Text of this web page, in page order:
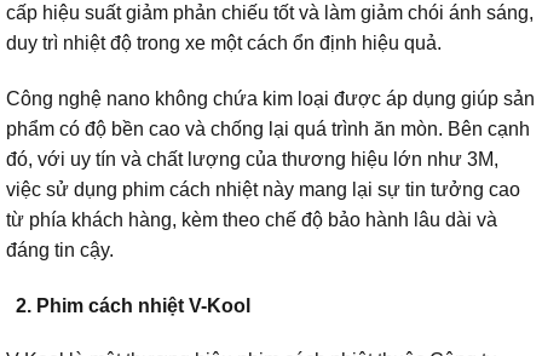
cấp hiệu suất giảm phản chiếu tốt và làm giảm chói ánh sáng,
duy trì nhiệt độ trong xe một cách ổn định hiệu quả.
Công nghệ nano không chứa kim loại được áp dụng giúp sản
phẩm có độ bền cao và chống lại quá trình ăn mòn. Bên cạnh
đó, với uy tín và chất lượng của thương hiệu lớn như 3M,
việc sử dụng phim cách nhiệt này mang lại sự tin tưởng cao
từ phía khách hàng, kèm theo chế độ bảo hành lâu dài và
đáng tin cậy.
2. Phim cách nhiệt V-Kool